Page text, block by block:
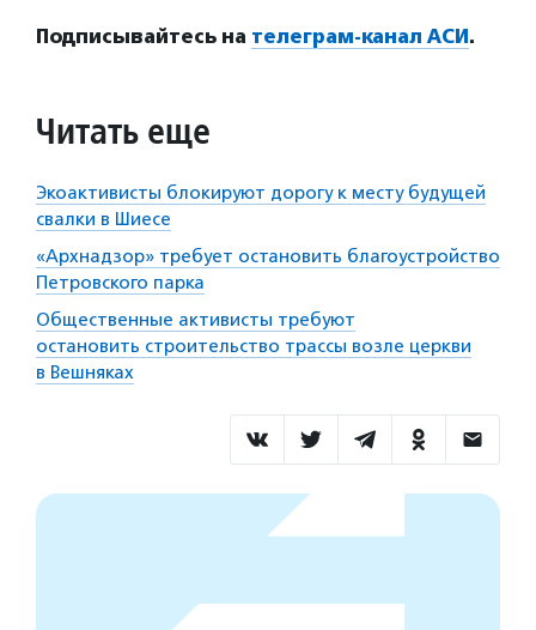
Подписывайтесь на телеграм-канал АСИ.
Читать еще
Экоактивисты блокируют дорогу к месту будущей
свалки в Шиесе
«Архнадзор» требует остановить благоустройство
Петровского парка
Общественные активисты требуют
остановить строительство трассы возле церкви
в Вешняках